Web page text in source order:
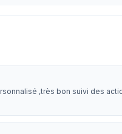
,très bon suivi des